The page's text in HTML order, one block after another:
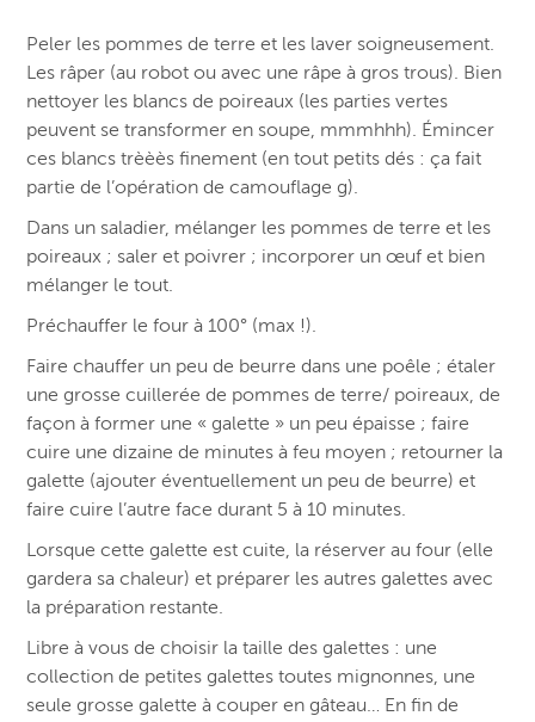
Peler les pommes de terre et les laver soigneusement.
Les râper (au robot ou avec une râpe à gros trous). Bien
nettoyer les blancs de poireaux (les parties vertes
peuvent se transformer en soupe, mmmhhh). Émincer
ces blancs trèèès finement (en tout petits dés : ça fait
partie de l’opération de camouflage g).
Dans un saladier, mélanger les pommes de terre et les
poireaux ; saler et poivrer ; incorporer un œuf et bien
mélanger le tout.
Préchauffer le four à 100° (max !).
Faire chauffer un peu de beurre dans une poêle ; étaler
une grosse cuillerée de pommes de terre/ poireaux, de
façon à former une « galette » un peu épaisse ; faire
cuire une dizaine de minutes à feu moyen ; retourner la
galette (ajouter éventuellement un peu de beurre) et
faire cuire l’autre face durant 5 à 10 minutes.
Lorsque cette galette est cuite, la réserver au four (elle
gardera sa chaleur) et préparer les autres galettes avec
la préparation restante.
Libre à vous de choisir la taille des galettes : une
collection de petites galettes toutes mignonnes, une
seule grosse galette à couper en gâteau… En fin de